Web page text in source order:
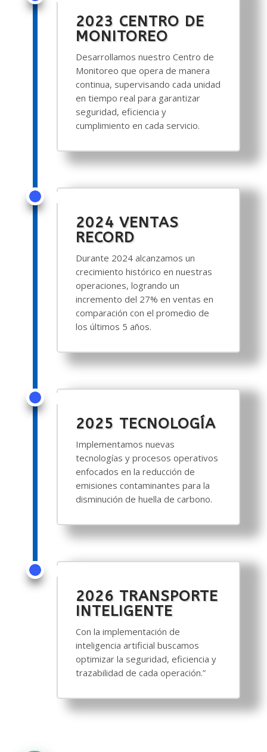
2023 CENTRO DE
MONITOREO
Desarrollamos nuestro Centro de
Monitoreo que opera de manera
continua, supervisando cada unidad
en tiempo real para garantizar
seguridad, eficiencia y
cumplimiento en cada servicio.
2024 VENTAS
RECORD
Durante 2024 alcanzamos un
crecimiento histórico en nuestras
operaciones, logrando un
incremento del 27% en ventas en
comparación con el promedio de
los últimos 5 años.
2025 TECNOLOGÍA
Implementamos nuevas
tecnologías y procesos operativos
enfocados en la reducción de
emisiones contaminantes para la
disminución de huella de carbono.
2026 TRANSPORTE
INTELIGENTE
Con la implementación de
inteligencia artificial buscamos
optimizar la seguridad, eficiencia y
trazabilidad de cada operación.”